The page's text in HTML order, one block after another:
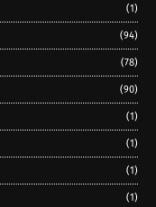
(1)
(94)
(78)
(90)
(1)
(1)
(1)
(1)